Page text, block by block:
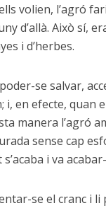
volien, l’agró
d’allà. Això sí,
i d’herbes.
se salvar,
en efecte, quan
manera l’agró
sense cap
i va
se el cranc i li